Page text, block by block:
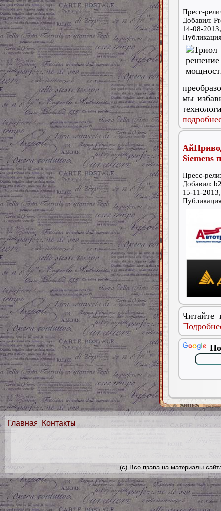
Пресс-
Добавил:
14-08-
мы
Siemens
Пресс-
Добавил:
15-11-
Читайте
Главная Контакты
(с) Все права на материалы